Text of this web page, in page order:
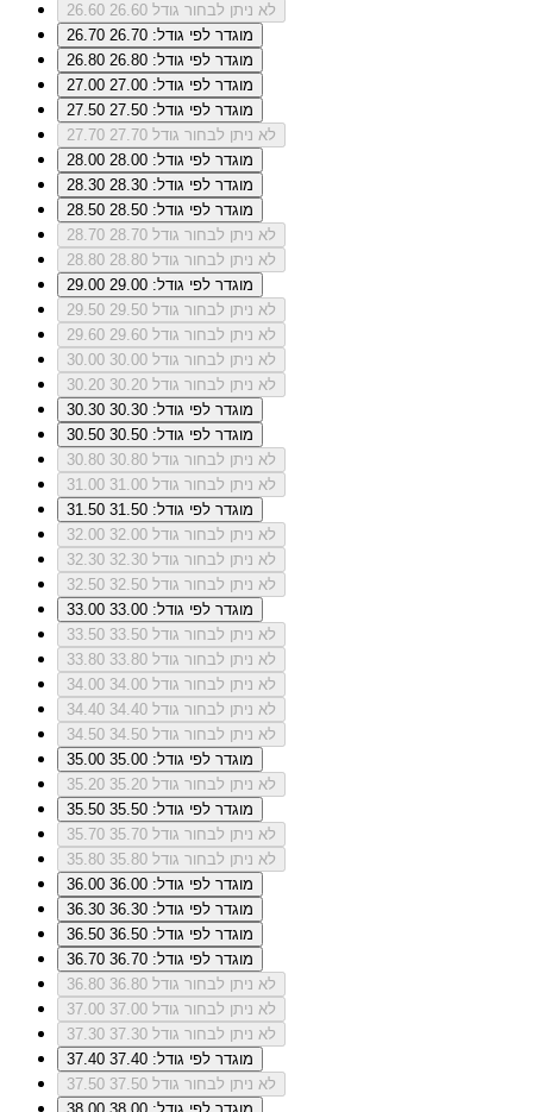
26.60
לא ניתן לבחור גודל 26.60
26.70
מוגדר לפי גודל: 26.70
26.80
מוגדר לפי גודל: 26.80
27.00
מוגדר לפי גודל: 27.00
27.50
מוגדר לפי גודל: 27.50
27.70
לא ניתן לבחור גודל 27.70
28.00
מוגדר לפי גודל: 28.00
28.30
מוגדר לפי גודל: 28.30
28.50
מוגדר לפי גודל: 28.50
28.70
לא ניתן לבחור גודל 28.70
28.80
לא ניתן לבחור גודל 28.80
29.00
מוגדר לפי גודל: 29.00
29.50
לא ניתן לבחור גודל 29.50
29.60
לא ניתן לבחור גודל 29.60
30.00
לא ניתן לבחור גודל 30.00
30.20
לא ניתן לבחור גודל 30.20
30.30
מוגדר לפי גודל: 30.30
30.50
מוגדר לפי גודל: 30.50
30.80
לא ניתן לבחור גודל 30.80
31.00
לא ניתן לבחור גודל 31.00
31.50
מוגדר לפי גודל: 31.50
32.00
לא ניתן לבחור גודל 32.00
32.30
לא ניתן לבחור גודל 32.30
32.50
לא ניתן לבחור גודל 32.50
33.00
מוגדר לפי גודל: 33.00
33.50
לא ניתן לבחור גודל 33.50
33.80
לא ניתן לבחור גודל 33.80
34.00
לא ניתן לבחור גודל 34.00
34.40
לא ניתן לבחור גודל 34.40
34.50
לא ניתן לבחור גודל 34.50
35.00
מוגדר לפי גודל: 35.00
35.20
לא ניתן לבחור גודל 35.20
35.50
מוגדר לפי גודל: 35.50
35.70
לא ניתן לבחור גודל 35.70
35.80
לא ניתן לבחור גודל 35.80
36.00
מוגדר לפי גודל: 36.00
36.30
מוגדר לפי גודל: 36.30
36.50
מוגדר לפי גודל: 36.50
36.70
מוגדר לפי גודל: 36.70
36.80
לא ניתן לבחור גודל 36.80
37.00
לא ניתן לבחור גודל 37.00
37.30
לא ניתן לבחור גודל 37.30
37.40
מוגדר לפי גודל: 37.40
37.50
לא ניתן לבחור גודל 37.50